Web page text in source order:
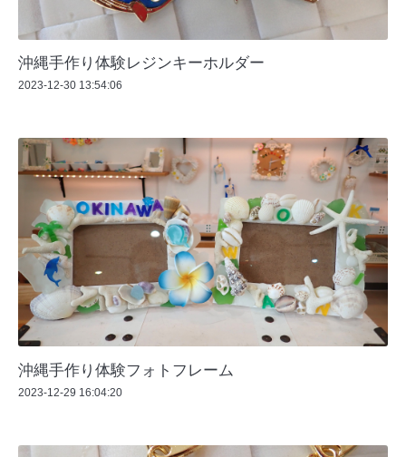
沖縄手作り体験レジンキーホルダー
2023-12-30 13:54:06
沖縄手作り体験フォトフレーム
2023-12-29 16:04:20